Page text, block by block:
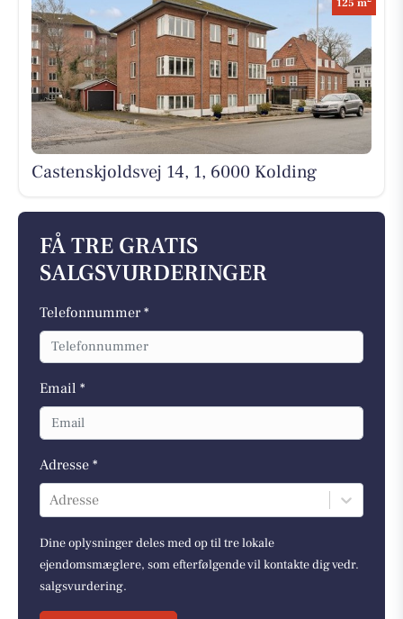
125 m
Castenskjoldsvej 14, 1, 6000 Kolding
FÅ TRE GRATIS
SALGSVURDERINGER
Telefonnummer *
Email *
Adresse *
Adresse
Dine oplysninger deles med op til tre lokale
ejendomsmæglere, som efterfølgende vil kontakte dig vedr.
salgsvurdering.